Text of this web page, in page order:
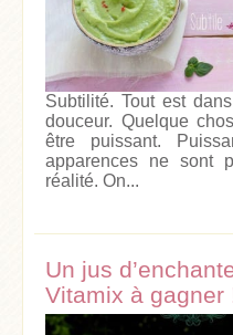
Subtilité. Tout est
douceur. Quelque
être puissant.
apparences ne sont
réalité. On...
Un jus
Vitamix à gagner